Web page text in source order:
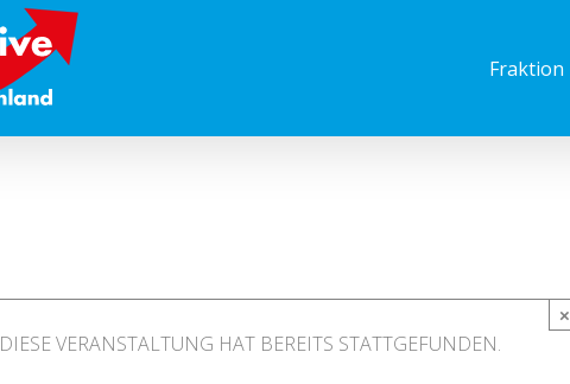
Fraktion
×
DIESE VERANSTALTUNG HAT BEREITS STATTGEFUNDEN.